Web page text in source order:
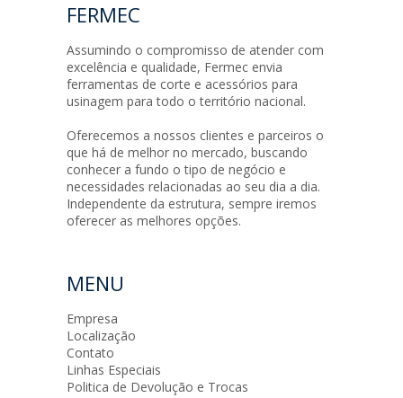
FERMEC
Assumindo o compromisso de atender com
excelência e qualidade, Fermec envia
ferramentas de corte e acessórios para
usinagem para todo o território nacional.
Oferecemos a nossos clientes e parceiros o
que há de melhor no mercado, buscando
conhecer a fundo o tipo de negócio e
necessidades relacionadas ao seu dia a dia.
Independente da estrutura, sempre iremos
oferecer as melhores opções.
MENU
Empresa
Localização
Contato
Linhas Especiais
Politica de Devolução e Trocas